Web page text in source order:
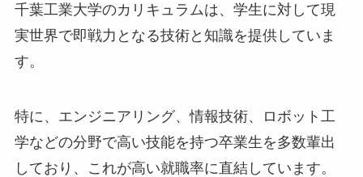
千葉工業大学のカリキュラムは、学生に対して現
実世界で即戦力となる技術と知識を提供していま
す。
特に、エンジニアリング、情報技術、ロボット工
学などの分野で高い技能を持つ卒業生を多数輩出
しており、これが高い就職率に直結しています。